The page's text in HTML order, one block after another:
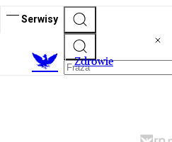
Serwisy
Zdrowie